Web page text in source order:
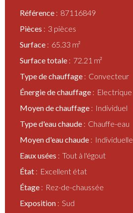
Référence
87116849
Pièces
3 pièces
Surface
65.33 m²
Surface totale
72.21 m²
Type de chauffage
Convecteur
Énergie de chauffage
Electrique
Moyen de chauffage
Individuel
Type d'eau chaude
Chauffe-eau
Moyen d'eau chaude
Individuelle
Eaux usées
Tout à l'égout
État
Excellent état
Étage
Rez-de-chaussée
Exposition
Sud